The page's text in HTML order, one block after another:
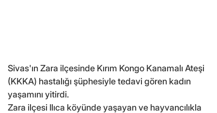
Sivas'ın Zara ilçesinde Kırım Kongo Kanamalı Ateşi
(KKKA) hastalığı şüphesiyle tedavi gören kadın
yaşamını yitirdi.
Zara ilçesi Ilıca köyünde yaşayan ve hayvancılıkla